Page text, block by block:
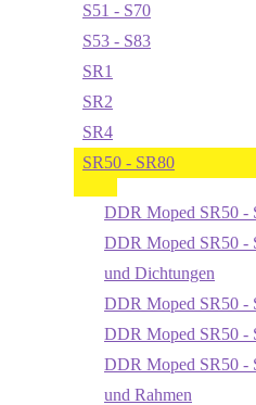
S51 - S70
S53 - S83
SR1
SR2
SR4
SR50 - SR80
DDR Moped SR50 -
DDR Moped SR50 -
und Dichtungen
DDR Moped SR50 -
DDR Moped SR50 -
DDR Moped SR50 -
und Rahmen